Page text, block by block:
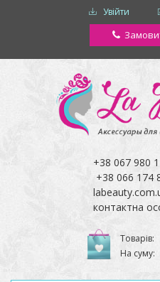
Увійти
+38 067 980
+38 066 174
контактна
Товарів:
На суму: